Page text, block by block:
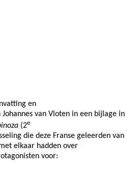
en
van Vloten in een bijlage in
(2e
die deze Franse geleerden van
elkaar hadden over
voor: